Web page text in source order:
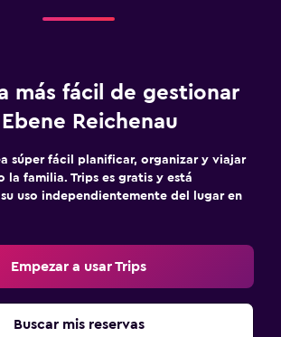
más fácil de gestionar
Reichenau
súper fácil planificar, organizar y viajar
la familia. Trips es gratis y está
uso independientemente del lugar en
Empezar a usar Trips
Buscar mis reservas